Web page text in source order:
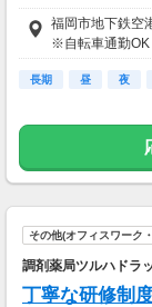
◆交通費全額支
(当社規定による)
福岡市地下鉄空
※自転車通勤OK
長期 昼 夜
その他(オフィスワーク
調剤薬局ツルハドラ
丁寧な研修制